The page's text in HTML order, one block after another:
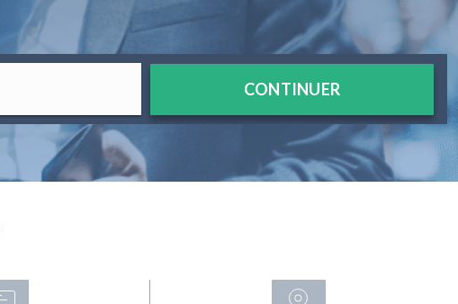
CONTINUER